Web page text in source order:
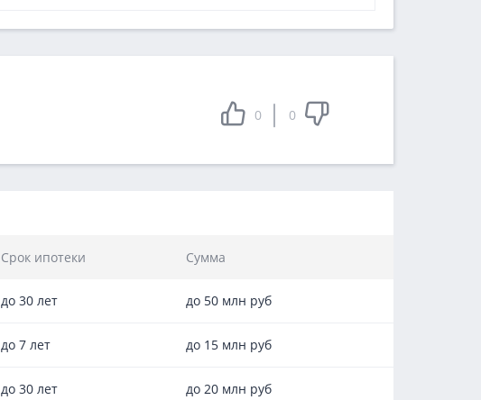
0 0
Срок ипотеки Сумма
до 30 лет до 50 млн руб
до 7 лет до 15 млн руб
до 30 лет до 20 млн руб